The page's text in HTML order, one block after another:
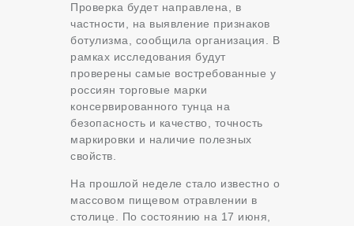
Проверка будет направлена, в
частности, на выявление признаков
ботулизма, сообщила организация. В
рамках исследования будут
проверены самые востребованные у
россиян торговые марки
консервированного тунца на
безопасность и качество, точность
маркировки и наличие полезных
свойств.
На прошлой неделе стало известно о
массовом пищевом отравлении в
столице. По состоянию на 17 июня,